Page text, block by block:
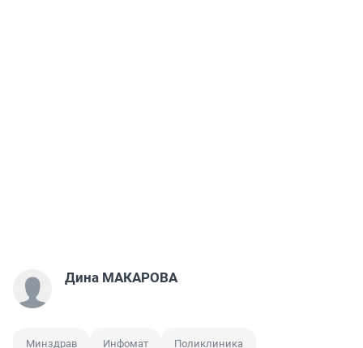
Дина МАКАРОВА
Минздрав Инфомат Поликлиника